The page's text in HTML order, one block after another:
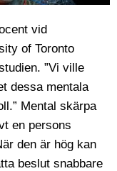
vid
of Toronto
”Vi ville
dessa mentala
Mental skärpa
en persons
den är hög kan
beslut snabbare